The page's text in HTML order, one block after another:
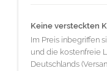
Keine versteckten
Im Preis inbegriffen
und die kostenfreie
Deutschlands